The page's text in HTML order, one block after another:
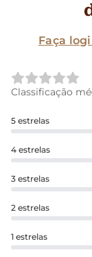
Faça
Classificação
5 estrelas
4 estrelas
3 estrelas
2 estrelas
1 estrelas